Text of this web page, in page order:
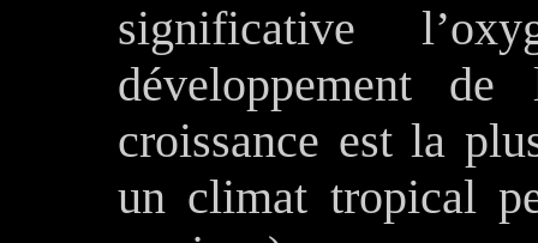
significative
développement
croissance est la
un climat tropical